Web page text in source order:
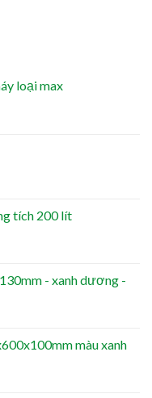
loại max
tích 200 lít
- xanh dương -
màu xanh